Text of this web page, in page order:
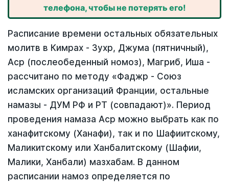
телефона, чтобы не потерять его!
Расписание времени остальных обязательных
молитв в Кимрах - Зухр, Джума (пятничный),
Аср (послеобеденный номоз), Магриб, Иша -
рассчитано по методу «Фаджр - Союз
исламских организаций Франции, остальные
намазы - ДУМ РФ и РТ (совпадают)». Период
проведения намаза Аср можно выбрать как по
ханафитскому (Ханафи), так и по Шафиитскому,
Маликитскому или Ханбалитскому (Шафии,
Малики, Ханбали) мазхабам. В данном
расписании намоз определяется по